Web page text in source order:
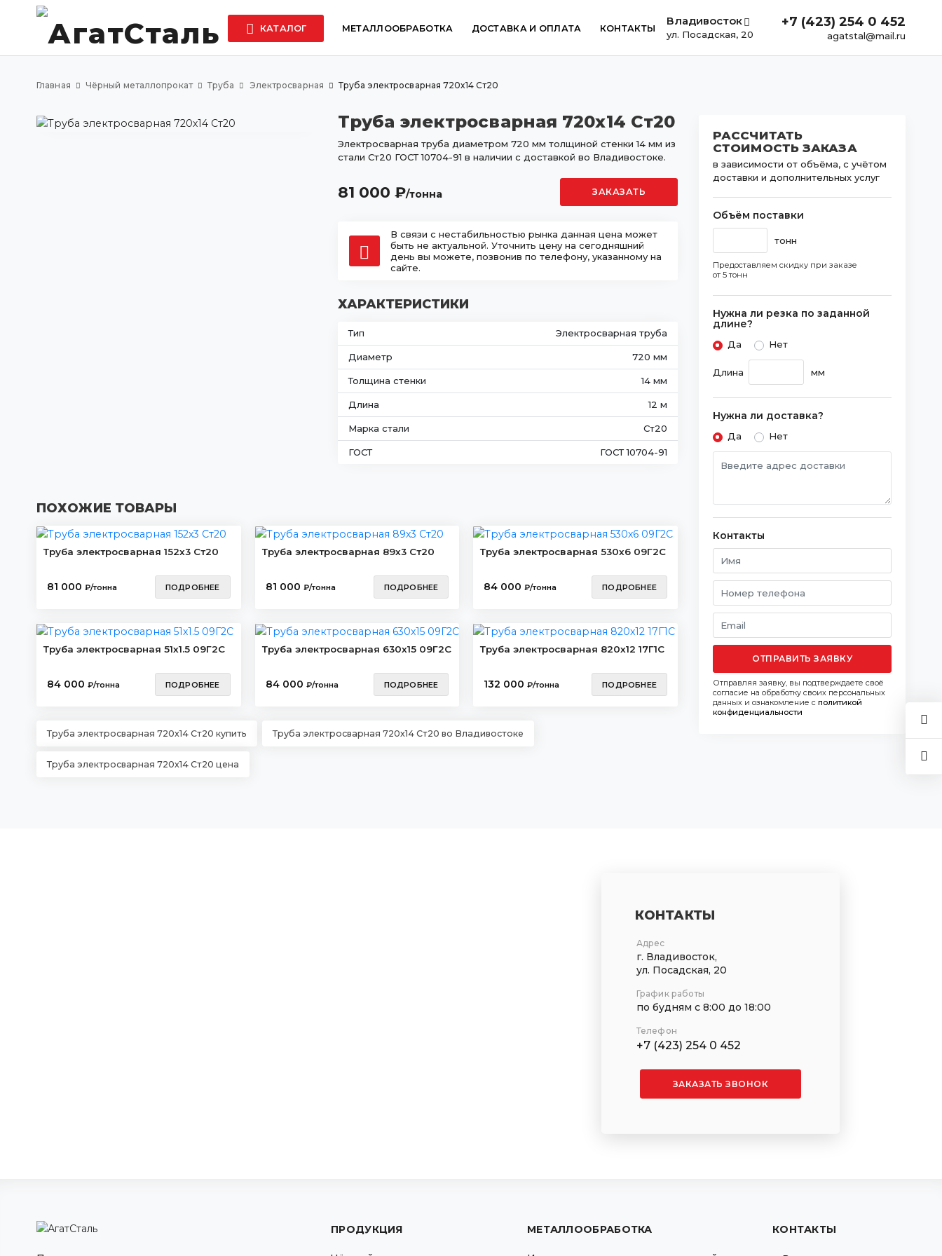
+7 (423) 254 0 452
agatstal@mail.ru
Владивосток
ул. Посадская, 20
КАТАЛОГ МЕТАЛЛООБРАБОТКА ДОСТАВКА И ОПЛАТА КОНТАКТЫ
Главная Чёрный металлопрокат Труба Электросварная Труба электросварная 720х14 Ст20
Труба электросварная 720х14 Ст20
Электросварная труба диаметром 720 мм толщиной стенки 14 мм из
стали Ст20 ГОСТ 10704-91 в наличии с доставкой во Владивостоке.
81 000 ₽/тонна ЗАКАЗАТЬ
В связи с нестабильностью рынка данная цена может
быть не актуальной. Уточнить цену на сегодняшний
день вы можете, позвонив по телефону, указанному на
сайте.
ХАРАКТЕРИСТИКИ
Тип Электросварная труба
Диаметр 720 мм
Толщина стенки 14 мм
Длина 12 м
Марка стали Ст20
ГОСТ ГОСТ 10704-91
ПОХОЖИЕ ТОВАРЫ
Труба электросварная 152х3 Ст20
81 000 ₽/тонна ПОДРОБНЕЕ
Труба электросварная 89х3 Ст20
81 000 ₽/тонна ПОДРОБНЕЕ
Труба электросварная 530х6 09Г2С
84 000₽/тонна ПОДРОБНЕЕ
Труба электросварная 51х1.5 09Г2С
84 000 ₽/тонна ПОДРОБНЕЕ
Труба электросварная 630х15 09Г2С
84 000 ₽/тонна ПОДРОБНЕЕ
Труба электросварная 820х12 17Г1С
132 000₽/тонна ПОДРОБНЕЕ
Труба электросварная 720х14 Ст20 купить Труба электросварная 720х14 Ст20 во Владивостоке
Труба электросварная 720х14 Ст20 цена
РАССЧИТАТЬ
СТОИМОСТЬ ЗАКАЗА
в зависимости от объёма, с учётом
доставки и дополнительных услуг
Объём поставки
тонн
Предоставляем скидку при заказе
от 5 тонн
Нужна ли резка по заданной
длине?
Да Нет
Длина мм
Нужна ли доставка?
Да Нет
Контакты
ОТПРАВИТЬ ЗАЯВКУ
Отправляя заявку, вы подтверждаете своё
согласие на обработку своих персональных
данных и ознакомление с политикой
конфиденциальности
КОНТАКТЫ
Адрес
г. Владивосток,
ул. Посадская, 20
График работы
по будням с 8:00 до 18:00
Телефон
+7 (423) 254 0 452
ЗАКАЗАТЬ ЗВОНОК
ПРОДУКЦИЯ МЕТАЛЛООБРАБОТКА КОНТАКТЫ